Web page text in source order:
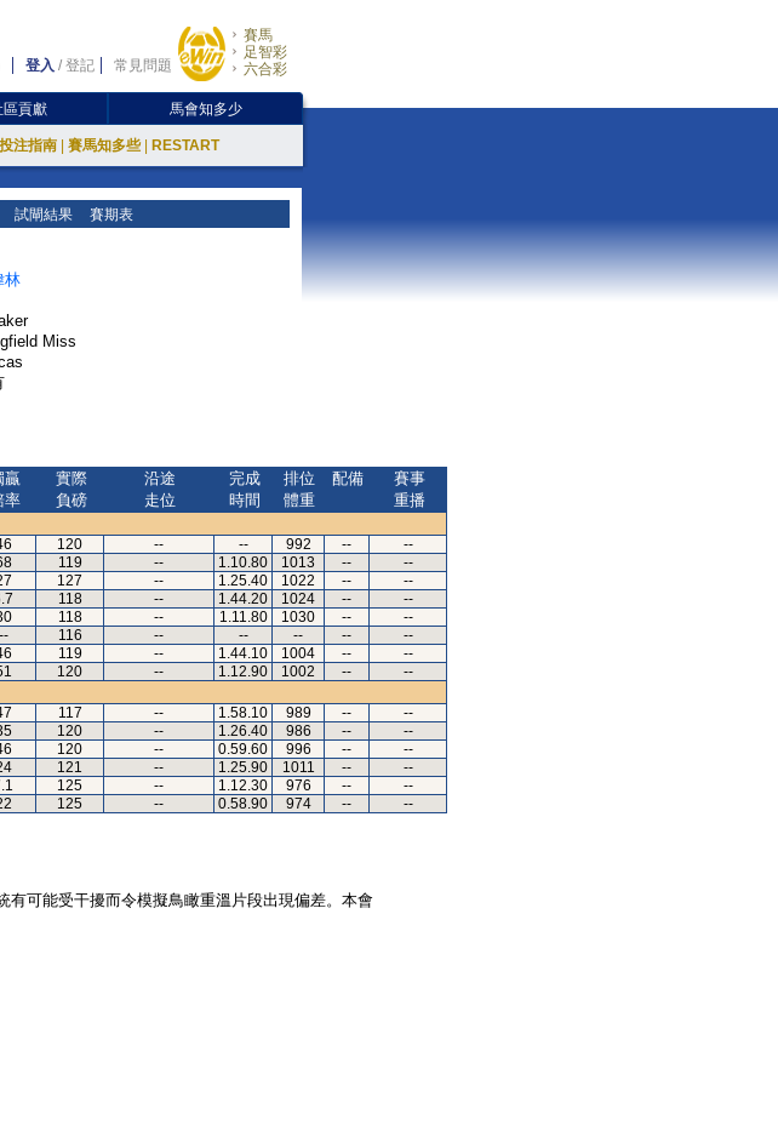
登入 /登記 常見問題
賽馬
足智彩
六合彩
區貢獻 馬會知多少
投注指南 賽馬知多些 RESTART
試閘結果 賽期表
林
Miss
贏
率
實際
負磅
沿途
走位
完成
時間
排位
體重
配備
賽事
重播
120 -- -- 992 --
--
119 -- 1.10.80 1013 --
--
127 -- 1.25.40 1022 --
--
118 -- 1.44.20 1024 --
--
118 -- 1.11.80 1030 --
--
-- 116 -- -- -- --
--
119 -- 1.44.10 1004 --
--
120 -- 1.12.90 1002 --
--
117 -- 1.58.10 989 --
--
120 -- 1.26.40 986 --
--
120 -- 0.59.60 996 --
--
121 -- 1.25.90 1011 --
--
125 -- 1.12.30 976 --
--
125 -- 0.58.90 974 -- --
可能受干擾而令模擬鳥瞰重溫片段出現偏差。本會